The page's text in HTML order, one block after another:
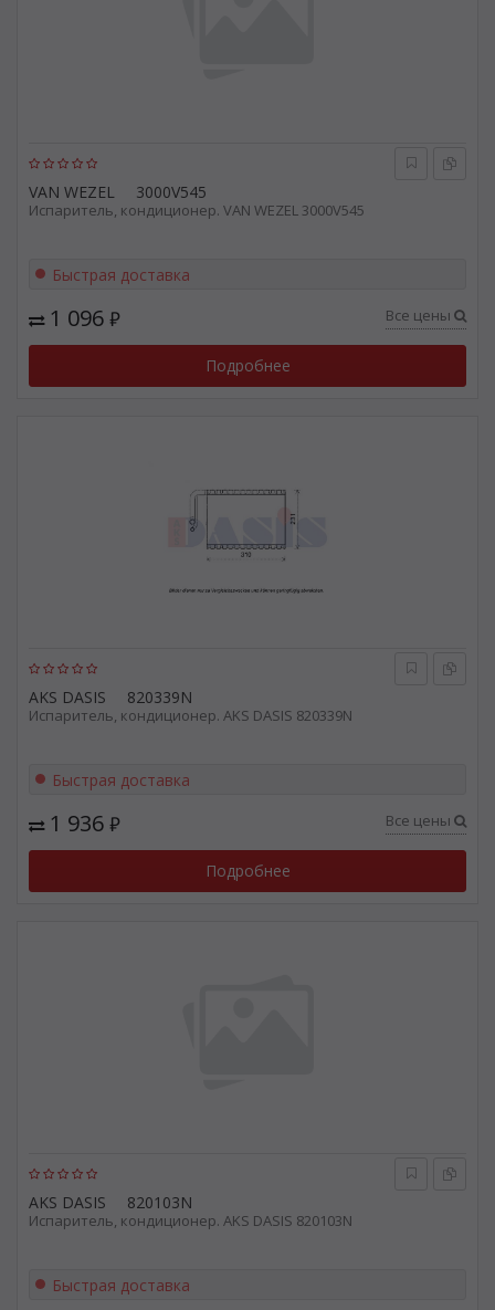
VAN WEZEL 3000V545
Испаритель, кондиционер. VAN WEZEL 3000V545
Быстрая доставка
1 096 ₽ Все цены
Подробнее
AKS DASIS 820339N
Испаритель, кондиционер. AKS DASIS 820339N
Быстрая доставка
1 936 ₽ Все цены
Подробнее
AKS DASIS 820103N
Испаритель, кондиционер. AKS DASIS 820103N
Быстрая доставка